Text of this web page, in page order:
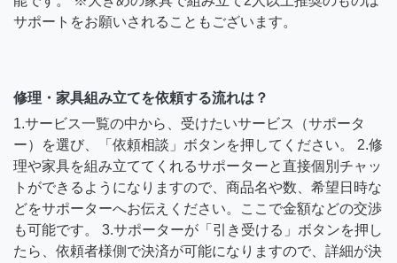
サポートをお願いされることもございます。
修理・家具組み立てを依頼する流れは？
1.サービス一覧の中から、受けたいサービス（サポータ
ー）を選び、「依頼相談」ボタンを押してください。 2.修
理や家具を組み立ててくれるサポーターと直接個別チャッ
トができるようになりますので、商品名や数、希望日時な
どをサポーターへお伝えください。ここで金額などの交渉
も可能です。 3.サポーターが「引き受ける」ボタンを押し
たら、依頼者様側で決済が可能になりますので、詳細が決